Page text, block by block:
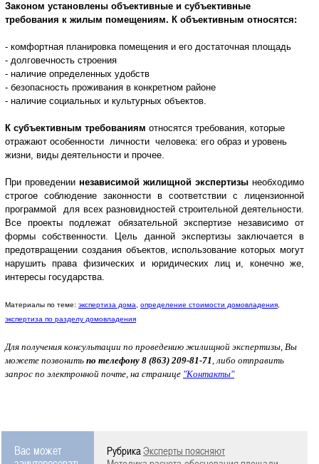
Законом установлены объективные и субъективные
требования к жилым помещениям. К объективным относятся:
- комфортная планировка помещения и его достаточная площадь
- долговечность строения
- наличие определенных удобств
- безопасность проживания в конкретном районе
- наличие социальных и культурных объектов.
К субъективным требованиям относятся требования, которые
отражают особенности личности человека: его образ и уровень
жизни, виды деятельности и прочее.
При проведении независимой жилищной экспертизы необходимо
строгое соблюдение законности в соответствии с лицензионной
программой для всех разновидностей строительной деятельности.
Все проекты подлежат обязательной экспертизе независимо от
формы собственности. Цель данной экспертизы заключается в
предотвращении создания объектов, использование которых могут
нарушить права физических и юридических лиц и, конечно же,
интересы государства.
Материалы по теме: экспертиза дома определение стоимости домовладения
экспертиза по разделу домовладения
Для получения консультации по проведению жилищной экспертизы, Вы
можете позвонить по телефону 8 (863) 209-81-71 , либо отправить
запрос по электронной почте, на странице "Контакты"
Вас может
РубрикаЭксперты поясняют